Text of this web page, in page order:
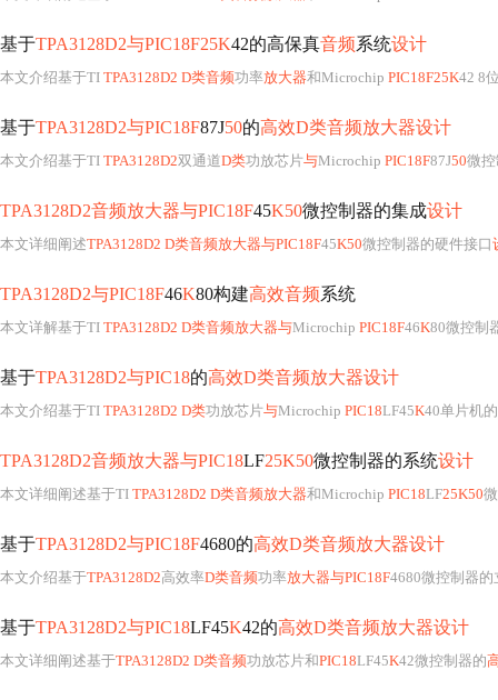
基于TPA3128D2与PIC18F25K42的高保真音频系统设计
本文介绍基于TI TPA3128D2 D类音频功率放大器和Microchip PIC18F25K42 8
基于TPA3128D2与PIC18F87J50的高效D类音频放大器设计
本文介绍基于TI TPA3128D2双通道D类功放芯片与Microchip PIC18F87J50微
TPA3128D2音频放大器与PIC18F45K50微控制器的集成设计
本文详细阐述TPA3128D2 D类音频放大器与PIC18F45K50微控制器的硬件接口
TPA3128D2与PIC18F46K80构建高效音频系统
本文详解基于TI TPA3128D2 D类音频放大器与Microchip PIC18F46K80微控制
基于TPA3128D2与PIC18的高效D类音频放大器设计
本文介绍基于TI TPA3128D2 D类功放芯片与Microchip PIC18LF45K40单片机
TPA3128D2音频放大器与PIC18LF25K50微控制器的系统设计
本文详细阐述基于TI TPA3128D2 D类音频放大器和Microchip PIC18LF25K50
基于TPA3128D2与PIC18F4680的高效D类音频放大器设计
本文介绍基于TPA3128D2高效率D类音频功率放大器与PIC18F4680微控制器
基于TPA3128D2与PIC18LF45K42的高效D类音频放大器设计
本文详细阐述基于TPA3128D2 D类音频功放芯片和PIC18LF45K42微控制器的